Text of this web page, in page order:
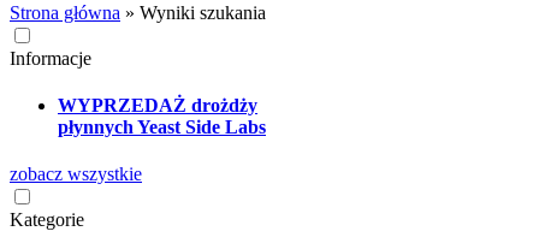
Strona główna » Wyniki szukania
Informacje
WYPRZEDAŻ drożdży
płynnych Yeast Side Labs
zobacz wszystkie
Kategorie